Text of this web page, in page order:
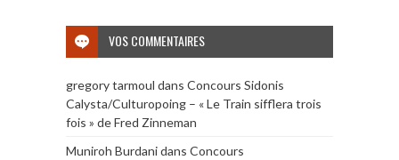
VOS COMMENTAIRES
gregory tarmoul dans Concours Sidonis
Calysta/Culturopoing – « Le Train sifflera trois
fois » de Fred Zinneman
Muniroh Burdanidans Concours